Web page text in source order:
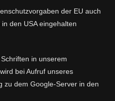
der EU auch
den USA eingehalten
in unserem
bei Aufruf unseres
zu dem Google-Server in den